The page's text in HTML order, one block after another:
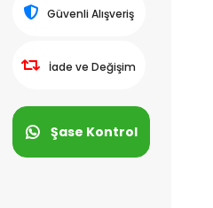
Güvenli Alışveriş
İade ve Değişim
Şase Kontrol